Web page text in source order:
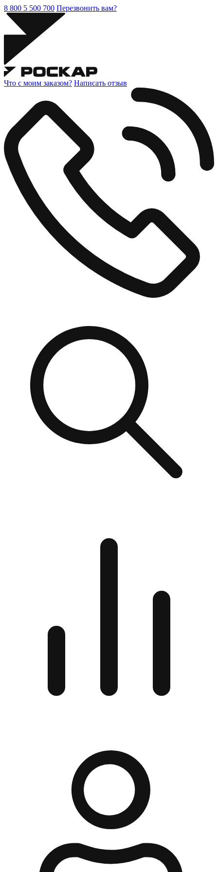
8 800 5 500 700 Перезвонить вам?
Что с моим заказом? Написать отзыв